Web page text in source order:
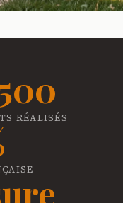
RÉALISÉS